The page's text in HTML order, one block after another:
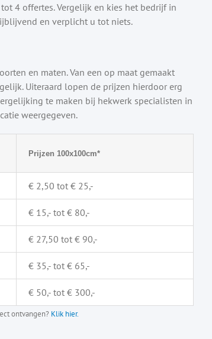
4 offertes. Vergelijk en kies het bedrijf in
en verplicht u tot niets.
en maten. Van een op maat gemaakt
Uiteraard lopen de prijzen hierdoor erg
te maken bij hekwerk specialisten in
weergegeven.
Prijzen 100x100cm*
€ 2,50 tot € 25,-
€ 15,- tot € 80,-
€ 27,50 tot € 90,-
€ 35,- tot € 65,-
€ 50,- tot € 300,-
ontvangen? Klik hier.